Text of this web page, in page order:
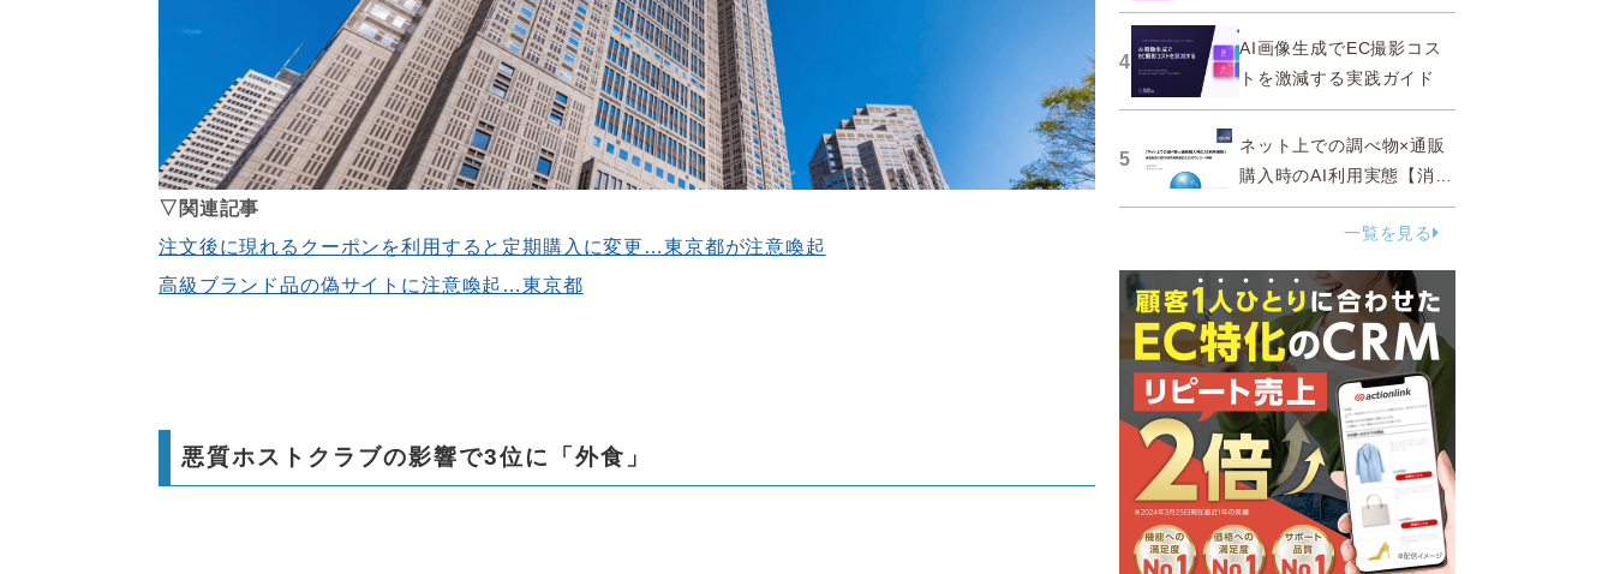
▽関連記事
注文後に現れるクーポンを利用すると定期購入に変更…東京都が注意喚起
高級ブランド品の偽サイトに注意喚起…東京都
悪質ホストクラブの影響で3位に「外食」
力”を最大化
4
AI画像生成でEC撮影コス
トを激減する実践ガイド
5
ネット上での調べ物×通販
購入時のAI利用実態【消費
者調査 2025】
一覧を見る